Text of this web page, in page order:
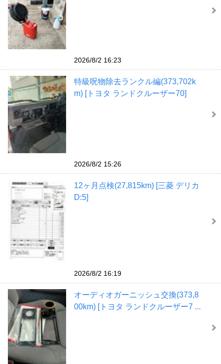
2026/8/2 16:23
特級呪物除去ランクル編(373,702k
m) [トヨタ ランドクルーザー70]
2026/8/2 15:26
12ヶ月点検(27,815km) [三菱 デリカ
D:5]
2026/8/2 16:19
オーディオガーニッシュ交換(373,8
00km) [トヨタ ランドクルーザー7 ...